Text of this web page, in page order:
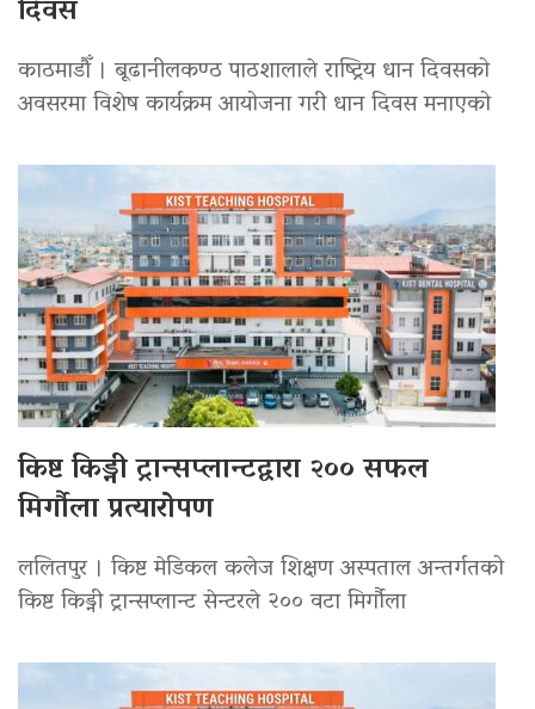
दिवस
काठमाडौँ । बूढानीलकण्ठ पाठशालाले राष्ट्रिय धान दिवसको
अवसरमा विशेष कार्यक्रम आयोजना गरी धान दिवस मनाएको
किष्ट किड्नी ट्रान्सप्लान्टद्वारा २०० सफल
मिर्गौला प्रत्यारोपण
ललितपुर । किष्ट मेडिकल कलेज शिक्षण अस्पताल अन्तर्गतको
किष्ट किड्नी ट्रान्सप्लान्ट सेन्टरले २०० वटा मिर्गौला